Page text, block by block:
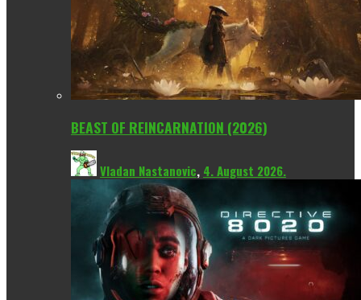
BEAST OF REINCARNATION (2026)
Vladan Nastanovic, 4. August 2026.